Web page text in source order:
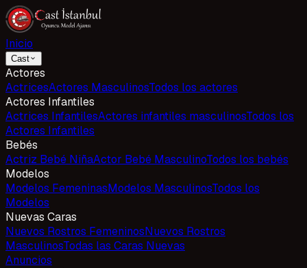
Inicio
Cast
Actores
ActricesActores MasculinosTodos los actores
Actores Infantiles
Actrices InfantilesActores infantiles masculinosTodos los
Actores Infantiles
Bebés
Actriz Bebé NiñaActor Bebé MasculinoTodos los bebés
Modelos
Modelos FemeninasModelos MasculinosTodos los
Modelos
Nuevas Caras
Nuevos Rostros FemeninosNuevos Rostros
MasculinosTodas las Caras Nuevas
Anuncios